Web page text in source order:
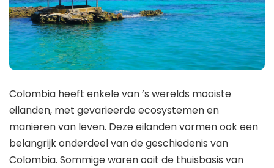
Colombia heeft enkele van ’s werelds mooiste
eilanden, met gevarieerde ecosystemen en
manieren van leven. Deze eilanden vormen ook een
belangrijk onderdeel van de geschiedenis van
Colombia. Sommige waren ooit de thuisbasis van